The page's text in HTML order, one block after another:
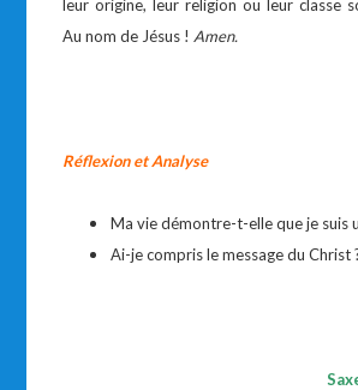
leur origine, leur religion ou leur classe
Au nom de Jésus ! Amen.
Réflexion et Analyse
Ma vie démontre-t-elle que je suis
Ai-je compris le message du Christ